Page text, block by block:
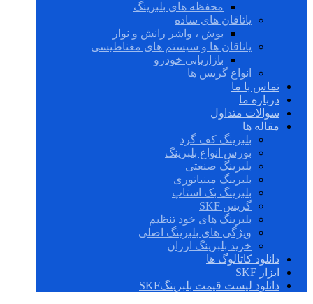
محفظه های بلبرینگ
یاتاقان های ساده
بوش ، واشر رانش و نوار
یاتاقان ها و سیستم های مغناطیسی
بازاریابی خودرو
انواع گریس ها
تماس با ما
درباره ما
سوالات متداول
مقاله ها
بلبرینگ کف گرد
بورس انواع بلبرینگ
بلبرینگ صنعتی
بلبرینگ مینیاتوری
بلبرینگ بک استاپ
گریس SKF
بلبرینگ های خود تنظیم
ویژگی های بلبرینگ اصلی
خرید بلبرینگ ارزان
دانلود کاتالوگ ها
ابزار SKF
دانلود لیست قیمت بلبرینگSKF